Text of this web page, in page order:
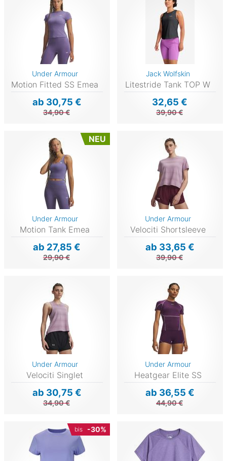
Under Armour
Motion Fitted SS Emea
ab 30,75 €
34,90 €
Jack Wolfskin
Litestride Tank TOP W
32,65 €
39,90 €
NEU
Under Armour
Motion Tank Emea
ab 27,85 €
29,90 €
Under Armour
Velociti Shortsleeve
ab 33,65 €
39,90 €
Under Armour
Velociti Singlet
ab 30,75 €
34,90 €
Under Armour
Heatgear Elite SS
ab 36,55 €
44,90 €
bis -30%